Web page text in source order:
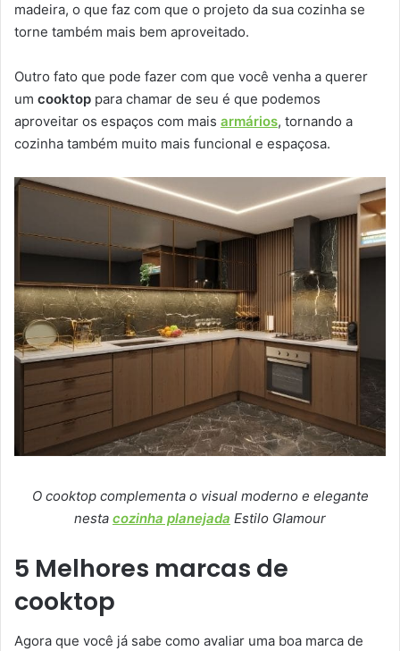
madeira, o que faz com que o projeto da sua cozinha se
torne também mais bem aproveitado.
Outro fato que pode fazer com que você venha a querer
um cooktop para chamar de seu é que podemos
aproveitar os espaços com mais armários, tornando a
cozinha também muito mais funcional e espaçosa.
O cooktop complementa o visual moderno e elegante
nesta cozinha planejada Estilo Glamour
5 Melhores marcas de
cooktop
Agora que você já sabe como avaliar uma boa marca de